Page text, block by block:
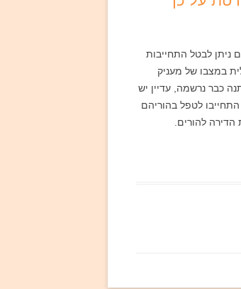
לבטל התחייבות
במצבו של מעניק
כבר נרשמה, עדיין יש
לטפל בהוריהם
להורים.